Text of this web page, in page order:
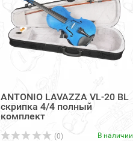
ANTONIO LAVAZZA VL-20 BL
скрипка 4/4 полный
комплект
(0) В наличии